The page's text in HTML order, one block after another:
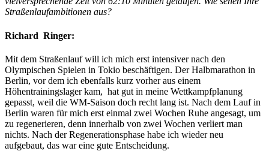
Straßenlaufambitionen aus?
Richard Ringer:
Mit dem Straßenlauf will ich mich erst intensiver nach den
Olympischen Spielen in Tokio beschäftigen. Der Halbmarathon in
Berlin, vor dem ich ebenfalls kurz vorher aus einem
Höhentrainingslager kam, hat gut in meine Wettkampfplanung
gepasst, weil die WM-Saison doch recht lang ist. Nach dem Lauf in
Berlin waren für mich erst einmal zwei Wochen Ruhe angesagt, um
zu regenerieren, denn innerhalb von zwei Wochen verliert man
nichts. Nach der Regenerationsphase habe ich wieder neu
aufgebaut, das war eine gute Entscheidung.